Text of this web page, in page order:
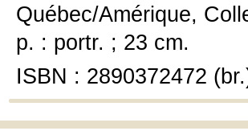
Québec/Amérique,
p. : portr. ; 23 cm.
ISBN : 2890372472